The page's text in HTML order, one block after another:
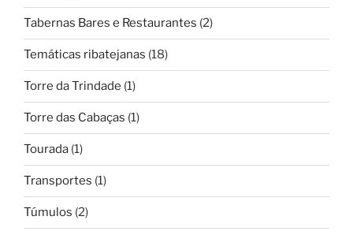
Tabernas Bares e Restaurantes (2)
Temáticas ribatejanas (18)
Torre da Trindade (1)
Torre das Cabaças (1)
Tourada (1)
Transportes (1)
Túmulos (2)